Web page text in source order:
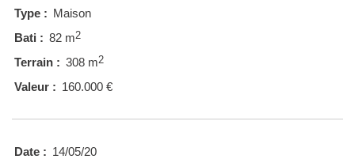
Type : Maison
Bati : 82 m2
Terrain : 308 m2
Valeur : 160.000 €
Date : 14/05/20